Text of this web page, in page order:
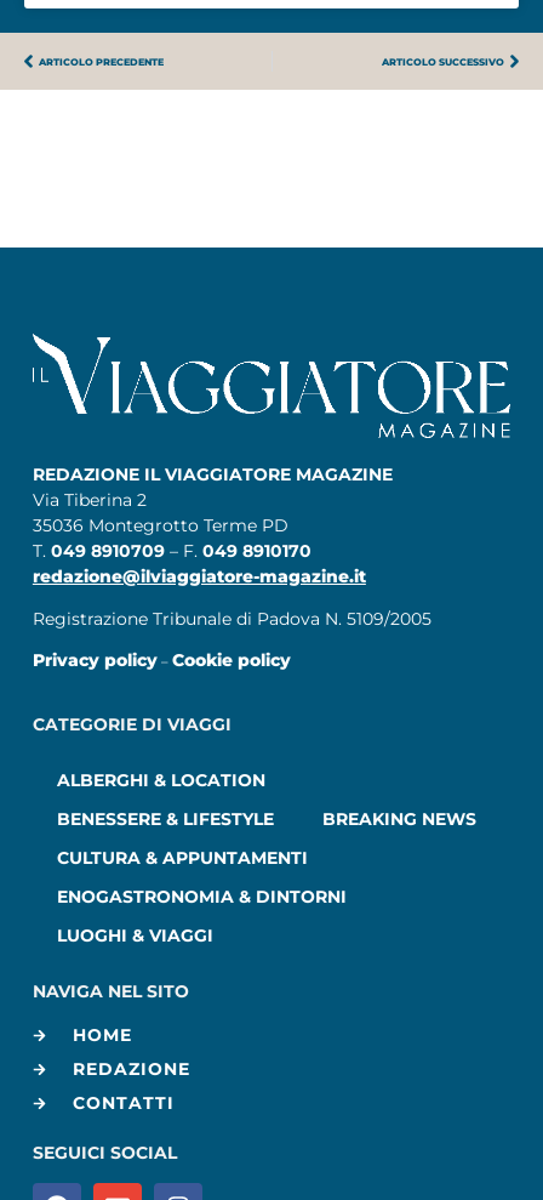
ARTICOLO PRECEDENTE ARTICOLO SUCCESSIVO
REDAZIONE IL VIAGGIATORE MAGAZINE
Via Tiberina 2
35036 Montegrotto Terme PD
T. 049 8910709 – F. 049 8910170
redazione@ilviaggiatore-magazine.it
Registrazione Tribunale di Padova N. 5109/2005
Privacy policy– Cookie policy
CATEGORIE DI VIAGGI
ALBERGHI & LOCATION
BENESSERE & LIFESTYLE
BREAKING NEWS
CULTURA & APPUNTAMENTI
ENOGASTRONOMIA & DINTORNI
LUOGHI & VIAGGI
NAVIGA NEL SITO
HOME
REDAZIONE
CONTATTI
SEGUICI SOCIAL